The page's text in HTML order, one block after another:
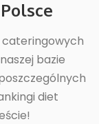
cateringowych
bazie
diet